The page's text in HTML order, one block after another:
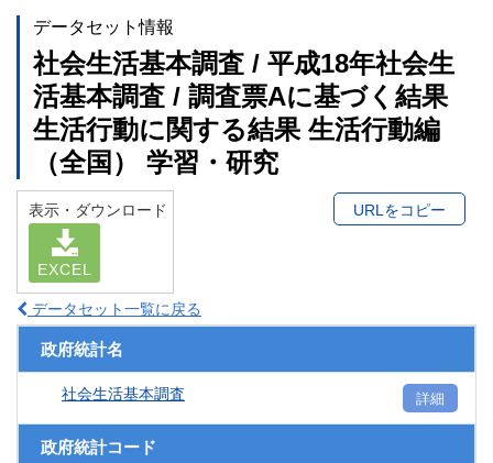
データセット情報
社会生活基本調査 / 平成18年社会生
活基本調査 / 調査票Aに基づく結果
生活行動に関する結果 生活行動編
（全国） 学習・研究
表示・ダウンロード
EXCEL
URLをコピー
データセット一覧に戻る
政府統計名
社会生活基本調査 詳細
政府統計コード